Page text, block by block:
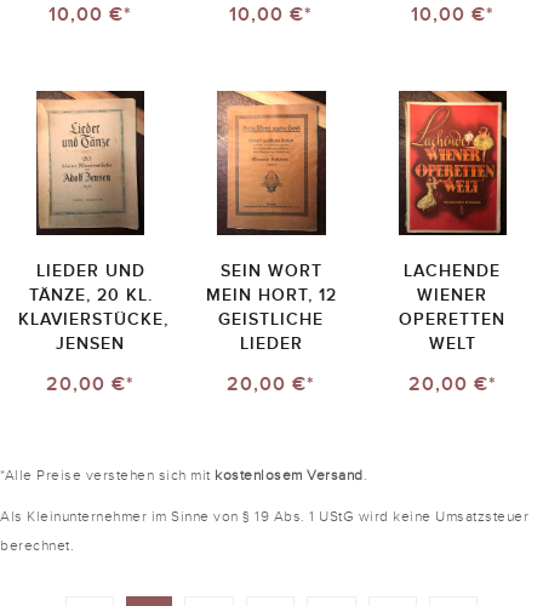
10,00 €* 10,00 €* 10,00 €*
LIEDER UND
TÄNZE, 20 KL.
KLAVIERSTÜCKE,
JENSEN
20,00 €*
SEIN WORT
MEIN HORT, 12
GEISTLICHE
LIEDER
20,00 €*
LACHENDE
WIENER
OPERETTEN
WELT
20,00 €*
*Alle Preise verstehen sich mit kostenlosem Versand.
Als Kleinunternehmer im Sinne von § 19 Abs. 1 UStG wird keine Umsatzsteuer
berechnet.